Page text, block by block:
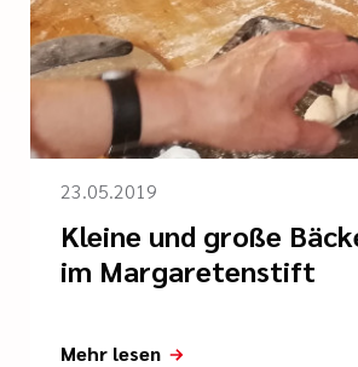
23.05.2019
Kleine und große
im Margaretenstift
Mehr lesen